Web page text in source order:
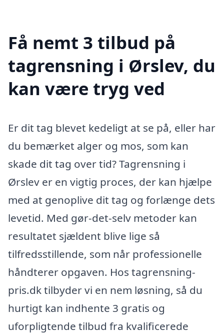
Få nemt 3 tilbud på
tagrensning i Ørslev, du
kan være tryg ved
Er dit tag blevet kedeligt at se på, eller har
du bemærket alger og mos, som kan
skade dit tag over tid? Tagrensning i
Ørslev er en vigtig proces, der kan hjælpe
med at genoplive dit tag og forlænge dets
levetid. Med gør-det-selv metoder kan
resultatet sjældent blive lige så
tilfredsstillende, som når professionelle
håndterer opgaven. Hos tagrensning-
pris.dk tilbyder vi en nem løsning, så du
hurtigt kan indhente 3 gratis og
uforpligtende tilbud fra kvalificerede